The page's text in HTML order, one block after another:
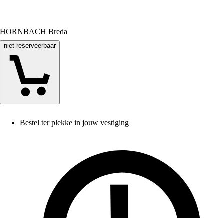
HORNBACH Breda
niet reserveerbaar
Bestel ter plekke in jouw vestiging